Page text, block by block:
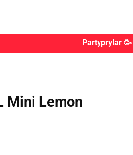
Partyprylar 🥳
Mini Lemon